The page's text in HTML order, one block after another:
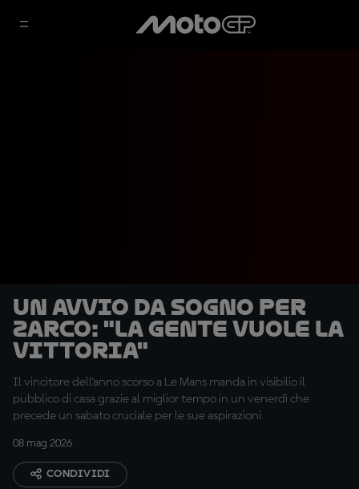
Un avvio da sogno per
Zarco: "La gente vuole la
vittoria"
Il vincitore dell'anno scorso a Le Mans manda in visibilio il
pubblico di casa grazie al miglior tempo in un venerdì che
precede un sabato cruciale per le sue aspirazioni
08 mag 2026
CONDIVIDI